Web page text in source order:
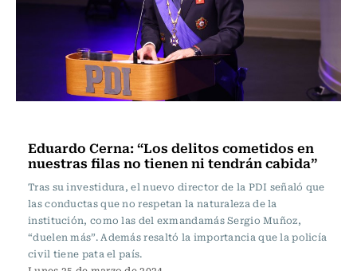
Eduardo Cerna: “Los delitos cometidos en
nuestras filas no tienen ni tendrán cabida”
Tras su investidura, el nuevo director de la PDI señaló que
las conductas que no respetan la naturaleza de la
institución, como las del exmandamás Sergio Muñoz,
“duelen más”. Además resaltó la importancia que la policía
civil tiene pata el país.